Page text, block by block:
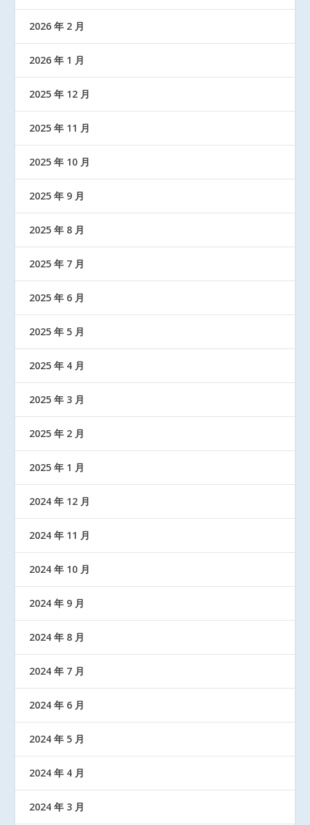
2026 年 2 月
2026 年 1 月
2025 年 12 月
2025 年 11 月
2025 年 10 月
2025 年 9 月
2025 年 8 月
2025 年 7 月
2025 年 6 月
2025 年 5 月
2025 年 4 月
2025 年 3 月
2025 年 2 月
2025 年 1 月
2024 年 12 月
2024 年 11 月
2024 年 10 月
2024 年 9 月
2024 年 8 月
2024 年 7 月
2024 年 6 月
2024 年 5 月
2024 年 4 月
2024 年 3 月